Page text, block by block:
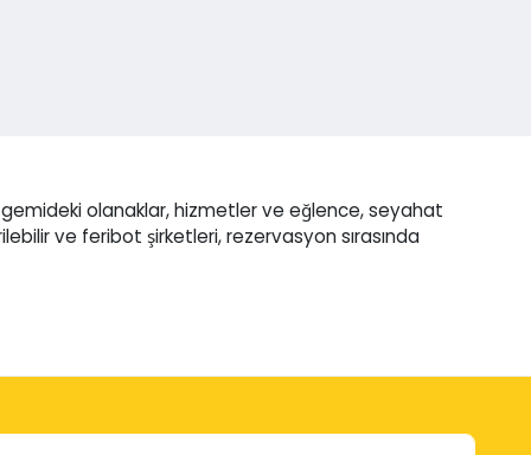
olanaklar, hizmetler ve eğlence, seyahat
ve feribot şirketleri, rezervasyon sırasında